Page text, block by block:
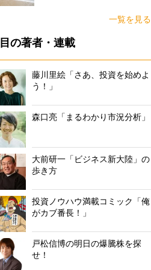
一覧を見る
の著者・連載
藤川里絵「さあ、投資を始めよ
う！」
森口亮「まるわかり市況分析」
大前研一「ビジネス新大陸」の
歩き方
投資ノウハウ満載コミック「俺
がカブ番長！」
戸松信博の明日の爆騰株を探
せ！